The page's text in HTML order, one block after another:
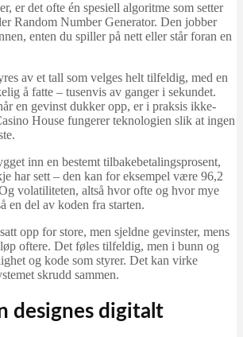
er det ofte én spesiell algoritme som setter
Random Number Generator. Den jobber
enten du spiller på nett eller står foran en
av et tall som velges helt tilfeldig, med en
å fatte – tusenvis av ganger i sekundet.
en gevinst dukker opp, er i praksis ikke-
House fungerer teknologien slik at ingen
inn en bestemt tilbakebetalingsprosent,
har sett – den kan for eksempel være 96,2
volatiliteten, altså hvor ofte og hvor mye
en del av koden fra starten.
opp for store, men sjeldne gevinster, mens
oftere. Det føles tilfeldig, men i bunn og
og kode som styrer. Det kan virke
skrudd sammen.
designes digitalt